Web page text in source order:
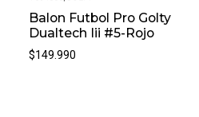
Balon Futbol Pro Golty
Dualtech Iii #5-Rojo
$149.990